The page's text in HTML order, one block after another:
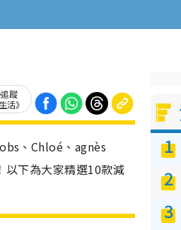
蹤
活》
、Chloé、agnès
下為大家精選10款減
1
2
3